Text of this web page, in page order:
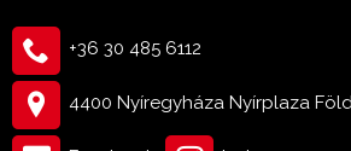
+36 30 485 6112
4400 Nyíregyháza Nyírplaza